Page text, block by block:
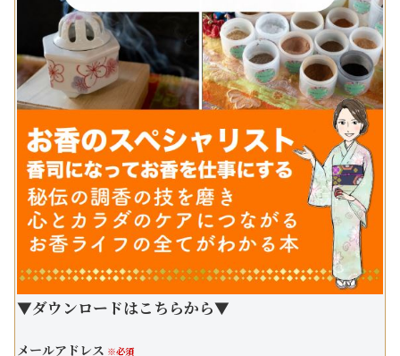
▼ダウンロードはこちらから▼
メールアドレス ※必須